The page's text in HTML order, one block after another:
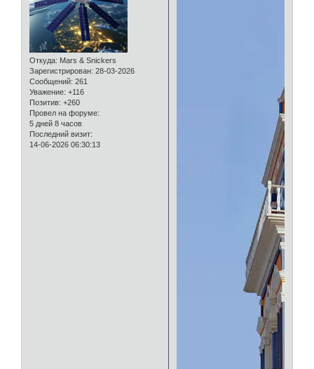
Откуда: Mars & Snickers
Зарегистрирован: 28-03-2026
Сообщений: 261
Уважение: +116
Позитив: +260
Провел на форуме:
5 дней 8 часов
Последний визит:
14-06-2026 06:30:13